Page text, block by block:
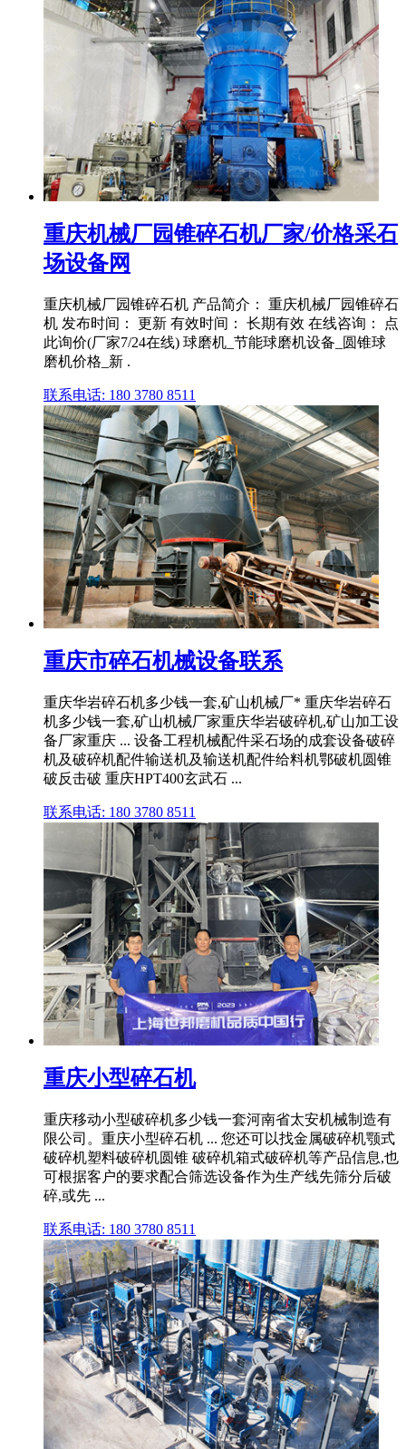
重庆机械厂园锥碎石机厂家/价格采石
场设备网
重庆机械厂园锥碎石机 产品简介： 重庆机械厂园锥碎石
机 发布时间： 更新 有效时间： 长期有效 在线咨询： 点
此询价(厂家7/24在线) 球磨机_节能球磨机设备_圆锥球
磨机价格_新 .
联系电话: 180 3780 8511
重庆市碎石机械设备联系
重庆华岩碎石机多少钱一套,矿山机械厂* 重庆华岩碎石
机多少钱一套,矿山机械厂家重庆华岩破碎机,矿山加工设
备厂家重庆 ... 设备工程机械配件采石场的成套设备破碎
机及破碎机配件输送机及输送机配件给料机鄂破机圆锥
破反击破 重庆HPT400玄武石 ...
联系电话: 180 3780 8511
重庆小型碎石机
重庆移动小型破碎机多少钱一套河南省太安机械制造有
限公司。重庆小型碎石机 ... 您还可以找金属破碎机颚式
破碎机塑料破碎机圆锥 破碎机箱式破碎机等产品信息,也
可根据客户的要求配合筛选设备作为生产线先筛分后破
碎,或先 ...
联系电话: 180 3780 8511